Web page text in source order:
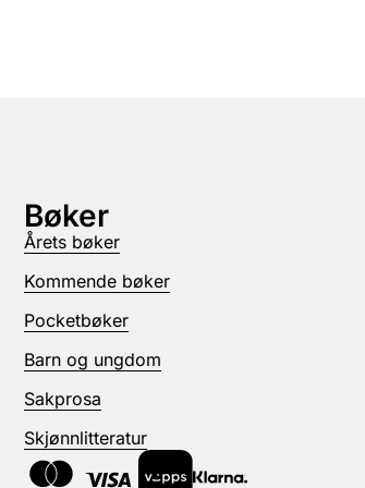
Bøker
Årets bøker
Kommende bøker
Pocketbøker
Barn og ungdom
Sakprosa
Skjønnlitteratur